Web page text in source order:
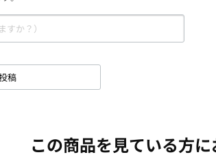
稿
この商品を見ている方